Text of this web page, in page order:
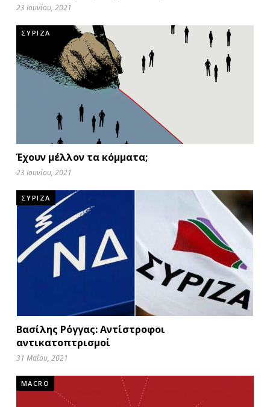
23 Ιουνίου, 2021
ΣΥΡΙΖΑ
Έχουν μέλλον τα κόμματα;
23 Ιουνίου, 2021
ΣΥΡΙΖΑ
Βασίλης Ρόγγας: Αντίστροφοι
αντικατοπτρισμοί
31 Μαΐου, 2021
MACRO